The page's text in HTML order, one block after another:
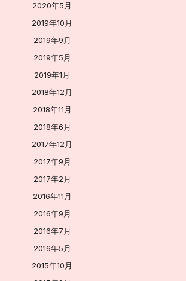
2020年5月
2019年10月
2019年9月
2019年5月
2019年1月
2018年12月
2018年11月
2018年6月
2017年12月
2017年9月
2017年2月
2016年11月
2016年9月
2016年7月
2016年5月
2015年10月